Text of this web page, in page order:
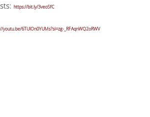
https://bit.ly/3veoSfC
youtu.be/6TUIOn0YUMs?si=zg-_RFAqnWQ2oRWV